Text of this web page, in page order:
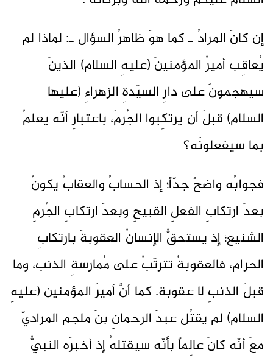
إن كانَ المرادُ ـ كما هوَ ظاهرُ السؤال ـ: لماذا لم
يُعاقِب أميرُ المؤمنينَ (عليهِ السلام) الذينَ
سيهجمونَ على دارِ السيّدةِ الزهراءِ (عليها
السلام) قبلَ أن يرتكِبوا الجُرمَ، باعتبارِ أنّه يعلمُ
بما سيفعلونَه؟
فجوابُه واضحٌ جدّاً؛ إذ الحسابُ والعقابُ يكونُ
بعدَ ارتكابِ الفعلِ القبيحِ وبعدَ ارتكابِ الجُرمِ
الشنيع؛ إذ يستحقُّ الإنسانُ العقوبةَ بارتكابِ
الحرام، فالعقوبةُ تترتّبُ على مُمارسةِ الذنب، وما
قبلَ الذنبِ لا عقوبة. كما أنَّ أميرَ المؤمنين (عليهِ
السلام) لم يقتُل عبدَ الرحمانِ بنَ ملجم المراديّ
معَ أنّه كانَ عالِماً بأنّه سيقتلهُ إذ أخبرَه النبيُّ